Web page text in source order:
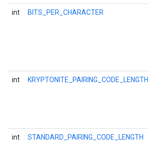
int BITS_PER_CHARACTER
int KRYPTONITE_PAIRING_CODE_LENGTH
int STANDARD_PAIRING_CODE_LENGTH